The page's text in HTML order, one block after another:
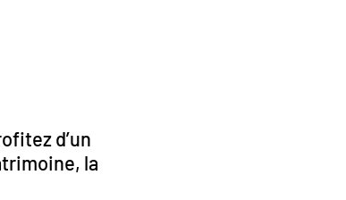
d’un
la